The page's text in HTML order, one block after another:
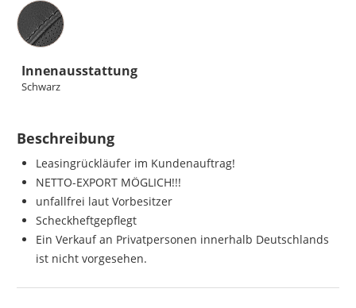
Innenausstattung
Innenausstattung
Schwarz
Beschreibung
Leasingrückläufer im Kundenauftrag!
NETTO-EXPORT MÖGLICH!!!
unfallfrei laut Vorbesitzer
Scheckheftgepflegt
Ein Verkauf an Privatpersonen innerhalb Deutschlands
ist nicht vorgesehen.